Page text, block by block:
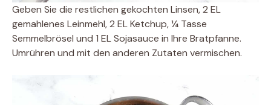
Geben Sie die restlichen gekochten Linsen, 2 EL
gemahlenes Leinmehl, 2 EL Ketchup, ¼ Tasse
Semmelbrösel und 1 EL Sojasauce in Ihre Bratpfanne.
Umrühren und mit den anderen Zutaten vermischen.